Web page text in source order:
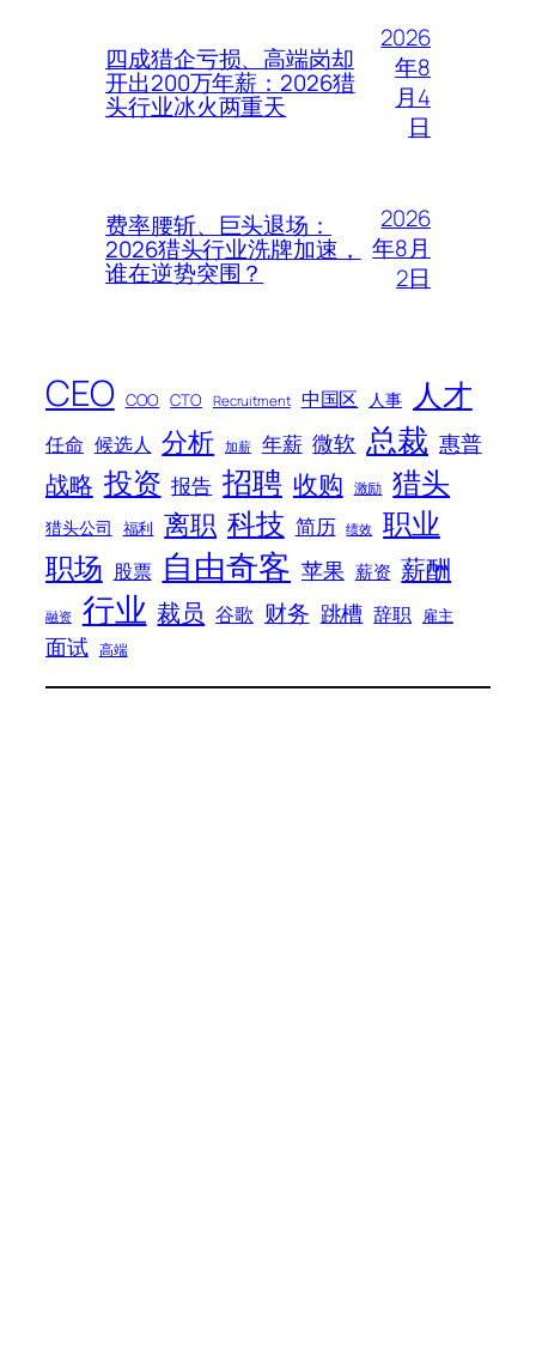
四成猎企亏损、高端岗却
开出200万年薪：2026猎
头行业冰火两重天
2026
年8
月4
日
费率腰斩、巨头退场：
2026猎头行业洗牌加速，
谁在逆势突围？
2026
年8月
2日
CEO COO CTO Recruitment 中国区 人事 人才
任命 候选人 分析 加薪 年薪 微软 总裁 惠普
战略 投资 报告 招聘 收购 激励 猎头
猎头公司 福利 离职 科技 简历 绩效 职业
职场 股票 自由奇客 苹果 薪资 薪酬
融资 行业 裁员 谷歌 财务 跳槽 辞职 雇主
面试 高端